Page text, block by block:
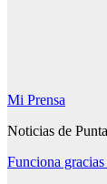
Mi Prensa
Noticias de
Funciona